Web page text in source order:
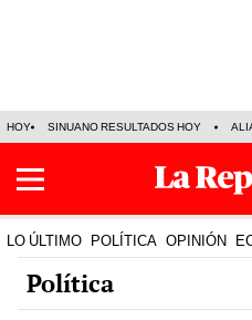
HOY SINUANO RESULTADOS HOY
LO ÚLTIMO POLÍTICA OPINIÓN
Política